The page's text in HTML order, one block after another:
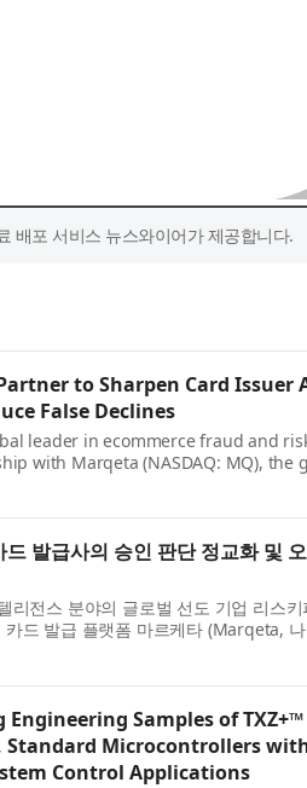
배포 서비스 뉴스와이어가 제공합니다.
to Sharpen Card
False Declines
leader in ecommerce fraud and
with Marqeta (NASDAQ: MQ), the
on Marqeta’s platform access
발급사의 승인 판단 정교화 및
리전스 분야의 글로벌 선도 기업 리스
카드 발급 플랫폼 마르케타 (Marqeta,
협력을 통해 마르케타 플랫폼을 이용
Samples of
Standard Microcontrollers
Control Applications